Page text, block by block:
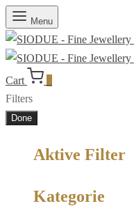
Menu
Cart
Filters
Done
Aktive Filter
Kategorie